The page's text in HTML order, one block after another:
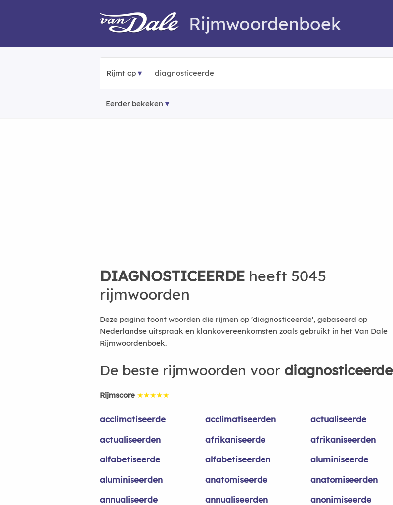
Rijmwoordenboek
Rijmt op
Eerder bekeken
DIAGNOSTICEERDE heeft 5045
rijmwoorden
Deze pagina toont woorden die rijmen op 'diagnosticeerde', gebaseerd op
Nederlandse uitspraak en klankovereenkomsten zoals gebruikt in het Van Dale
Rijmwoordenboek.
De beste rijmwoorden voor diagnosticeerde
Rijmscore ★★★★★
acclimatiseerde acclimatiseerden
actualiseerde
actualiseerden
afrikaniseerde
afrikaniseerden
alfabetiseerde
alfabetiseerden
aluminiseerde
aluminiseerden
anatomiseerde
anatomiseerden
annualiseerde
annualiseerden
anonimiseerde